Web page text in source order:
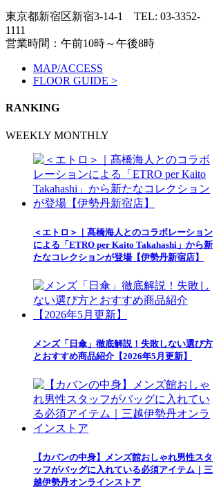
東京都新宿区新宿3-14-1 TEL: 03-3352-
1111
営業時間：午前10時～午後8時
MAP/ACCESS
FLOOR GUIDE >
RANKING
WEEKLY MONTHLY
＜エトロ＞｜髙橋海人とのコラボレーション
による「ETRO per Kaito Takahashi」から新
たなコレクションが登場【伊勢丹新宿店】
メンズ「日傘」徹底解説！失敗しない選び方
とおすすめ商品紹介【2026年5月更新】
【カバンの中身】メンズ館おしゃれ男性スタ
ッフがバッグに入れている必須アイテム｜三
越伊勢丹オンラインストア